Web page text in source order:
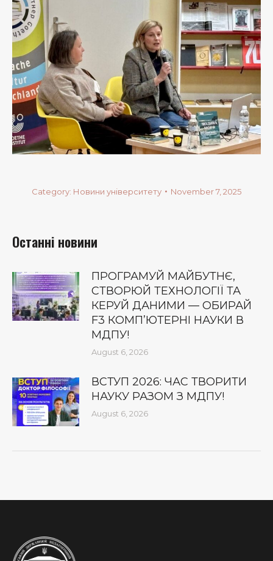
Category: Новини університету November 7, 2025
Останні новини
ПРОГРАМУЙ МАЙБУТНЄ,
СТВОРЮЙ ТЕХНОЛОГІЇ ТА
КЕРУЙ ДАНИМИ — ОБИРАЙ
F3 КОМП’ЮТЕРНІ НАУКИ В
МДПУ!
August 6, 2026
ВСТУП 2026: ЧАС ТВОРИТИ
НАУКУ РАЗОМ З МДПУ!
August 6, 2026